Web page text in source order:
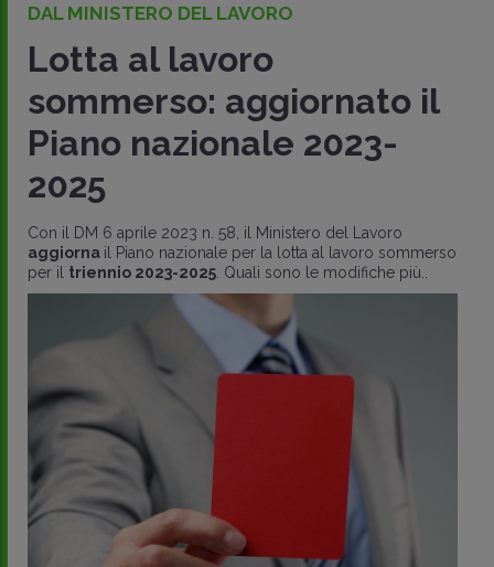
il
2023-
il Ministero del Lavoro
per la lotta al lavoro sommerso
Quali sono le modifiche più..
misure
ilDL Primo Maggio